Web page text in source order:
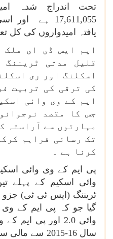
تحت اندراج شدہ
17,611,055
یافتہ امیدواروں کی کل تعداد
ایم ایس ڈی ای ملک
قلیل مدتی
اسکلنگ اور ری
کی ترقی کی تربیت
ایم کے وی وائی
جس کا مقصد
مہارتوں سے آراستہ
تک رسائی فراہم
کرنا ہے ۔
پی ایم کے وی وائی
وائی اسکیم کے پہلے
ٹریننگ (ایس ٹی ٹی) جزو